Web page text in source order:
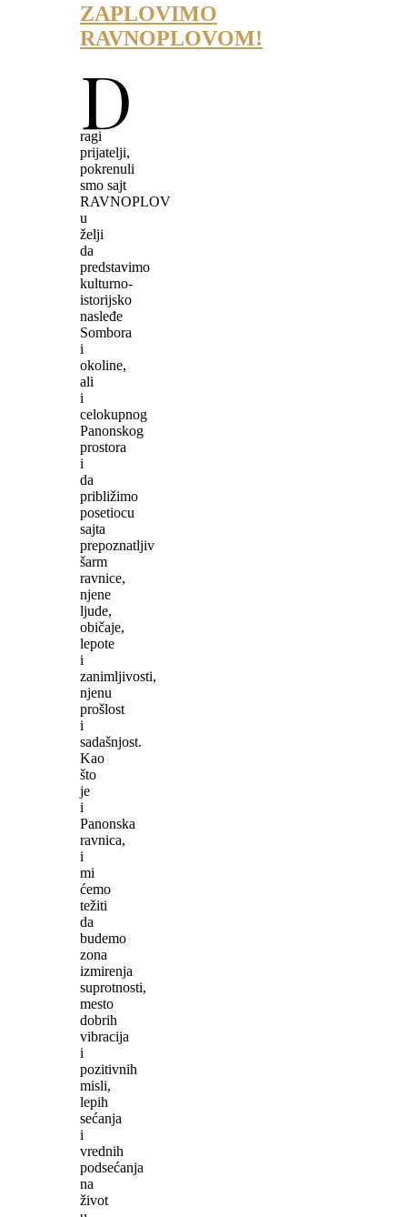
ZAPLOVIMO
RAVNOPLOVOM!
D
ragi
prijatelji,
pokrenuli
smo sajt
RAVNOPLOV
u
želji
da
predstavimo
kulturno-
istorijsko
nasleđe
Sombora
i
okoline,
ali
i
celokupnog
Panonskog
prostora
i
da
približimo
posetiocu
sajta
prepoznatljiv
šarm
ravnice,
njene
ljude,
običaje,
lepote
i
zanimljivosti,
njenu
prošlost
i
sadašnjost.
Kao
što
je
i
Panonska
ravnica,
i
mi
ćemo
težiti
da
budemo
zona
izmirenja
suprotnosti,
mesto
dobrih
vibracija
i
pozitivnih
misli,
lepih
sećanja
i
vrednih
podsećanja
na
život